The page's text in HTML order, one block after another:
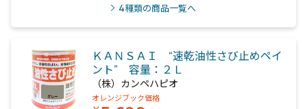
4種類の商品一覧へ
ＫＡＮＳＡＩ “速乾油性さび止めペイ
ント” 容量：２Ｌ
（株）カンペハピオ
オレンジブック価格